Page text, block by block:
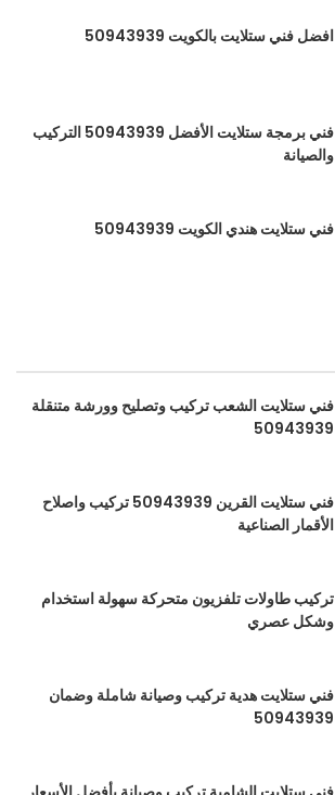
افضل فني ستلايت بالكويت 50943939
فني برمجة ستلايت الأفضل 50943939 التركيب
والصيانة
فني ستلايت هندي الكويت 50943939
فني ستلايت الشعب تركيب وتصليح وورشة متنقلة
50943939
فني ستلايت القرين 50943939 تركيب واصلاح
الأقمار الصناعية
تركيب طاولات تلفزيون متحركة سهولة استخدام
وشكل عصري
فني ستلايت هدية تركيب وصيانة شاملة وضمان
50943939